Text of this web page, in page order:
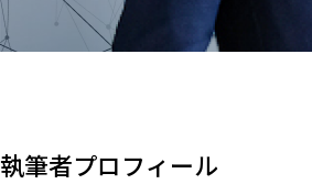
執筆者プロフィール